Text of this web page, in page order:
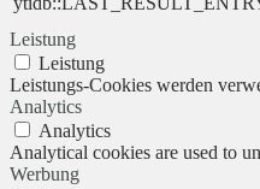
Leistung
Leistung
Leistungs-Cookies werden
Analytics
Analytics
Analytical cookies are used to
Werbung